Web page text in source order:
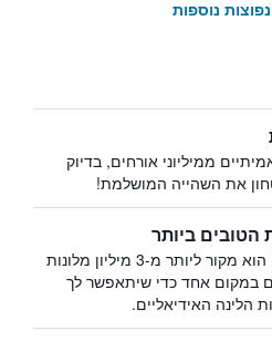
נוספות
ממיליוני אורחים, בדיוק
את השהייה המושלמת!
הטובים ביותר
HotelsCombined הוא מקור ליותר מ-3 מיליון מלונות
במקום אחד כדי שיתאפשר לך
הלינה האידיאליים.